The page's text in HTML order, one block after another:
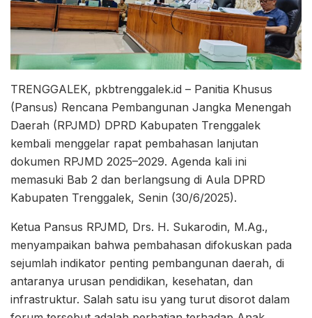
TRENGGALEK, pkbtrenggalek.id – Panitia Khusus
(Pansus) Rencana Pembangunan Jangka Menengah
Daerah (RPJMD) DPRD Kabupaten Trenggalek
kembali menggelar rapat pembahasan lanjutan
dokumen RPJMD 2025–2029. Agenda kali ini
memasuki Bab 2 dan berlangsung di Aula DPRD
Kabupaten Trenggalek, Senin (30/6/2025).
Ketua Pansus RPJMD, Drs. H. Sukarodin, M.Ag.,
menyampaikan bahwa pembahasan difokuskan pada
sejumlah indikator penting pembangunan daerah, di
antaranya urusan pendidikan, kesehatan, dan
infrastruktur. Salah satu isu yang turut disorot dalam